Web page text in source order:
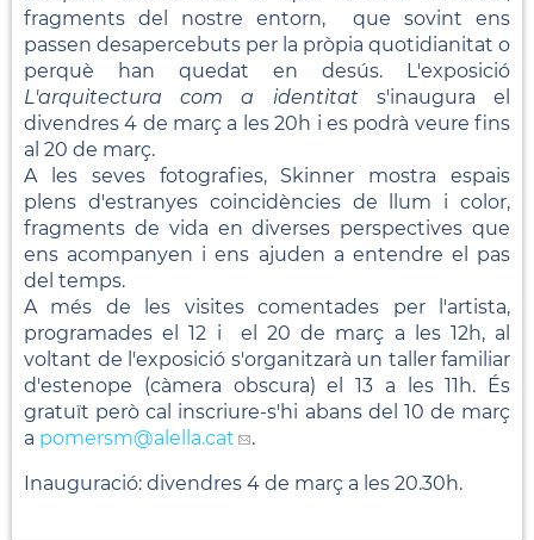
fragments del nostre entorn, que sovint ens
passen desapercebuts per la pròpia quotidianitat o
perquè han quedat en desús. L'exposició
L'arquitectura com a identitats'inaugura el
divendres 4 de març a les 20h i es podrà veure fins
al 20 de març.
A les seves fotografies, Skinner mostra espais
plens d'estranyes coincidències de llum i color,
fragments de vida en diverses perspectives que
ens acompanyen i ens ajuden a entendre el pas
del temps.
A més de les visites comentades per l'artista,
programades el 12 i el 20 de març a les 12h, al
voltant de l'exposició s'organitzarà un taller familiar
d'estenope (càmera obscura) el 13 a les 11h. És
gratuït però cal inscriure-s'hi abans del 10 de març
a pomersm@alella.cat
.
Inauguració: divendres 4 de març a les 20.30h.